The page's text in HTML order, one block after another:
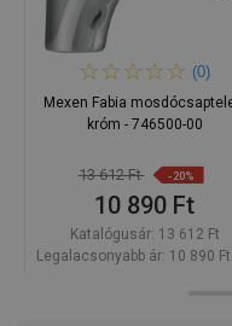
(0)
Mexen Fabia
króm - 746500-00
13 612 Ft -20%
10 890 Ft
Katalógusár: 13 612 Ft
Legalacsonyabb ár: 10 890 Ft